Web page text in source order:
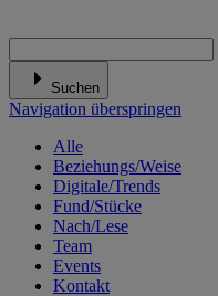
Suchen
Navigation überspringen
Alle
Beziehungs/Weise
Digitale/Trends
Fund/Stücke
Nach/Lese
Team
Events
Kontakt